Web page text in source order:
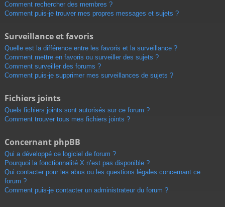
Comment rechercher des membres ?
Comment puis-je trouver mes propres messages et sujets ?
Surveillance et favoris
Quelle est la différence entre les favoris et la surveillance ?
Comment mettre en favoris ou surveiller des sujets ?
Comment surveiller des forums ?
Comment puis-je supprimer mes surveillances de sujets ?
Fichiers joints
Quels fichiers joints sont autorisés sur ce forum ?
Comment trouver tous mes fichiers joints ?
Concernant phpBB
Qui a développé ce logiciel de forum ?
Pourquoi la fonctionnalité X n’est pas disponible ?
Qui contacter pour les abus ou les questions légales concernant ce
forum ?
Comment puis-je contacter un administrateur du forum ?